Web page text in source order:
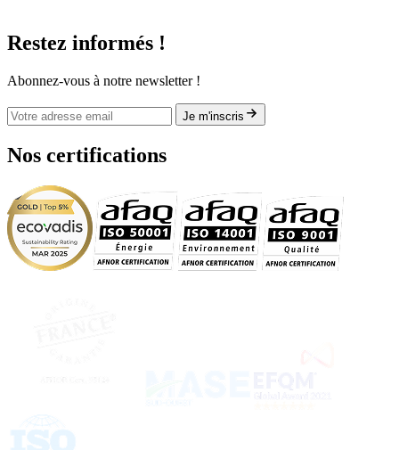
Restez informés !
Abonnez-vous à notre newsletter !
Je m'inscris
Nos certifications